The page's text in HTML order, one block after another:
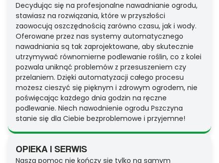
Decydując się na profesjonalne nawadnianie ogrodu,
stawiasz na rozwiązania, które w przyszłości
zaowocują oszczędnością zarówno czasu, jak i wody.
Oferowane przez nas systemy automatycznego
nawadniania są tak zaprojektowane, aby skutecznie
utrzymywać równomierne podlewanie roślin, co z kolei
pozwala uniknąć problemów z przesuszeniem czy
przelaniem. Dzięki automatyzacji całego procesu
możesz cieszyć się pięknym i zdrowym ogrodem, nie
poświęcając każdego dnia godzin na ręczne
podlewanie. Niech nawodnienie ogrodu Pszczyna
stanie się dla Ciebie bezproblemowe i przyjemne!
OPIEKA I SERWIS
Nasza pomoc nie kończy się tylko na samym